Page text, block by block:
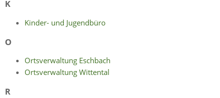
K
Kinder- und Jugendbüro
O
Ortsverwaltung Eschbach
Ortsverwaltung Wittental
R